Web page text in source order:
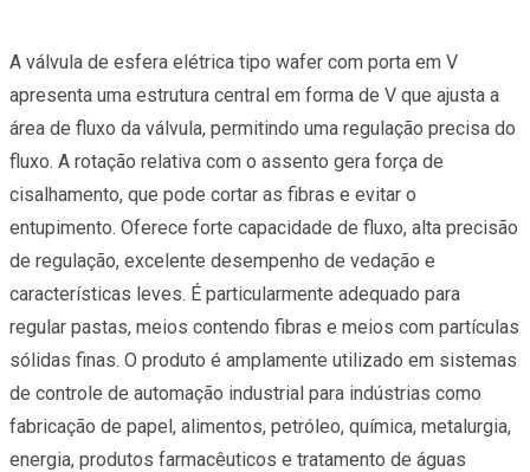
A válvula de esfera elétrica tipo wafer com porta em V
apresenta uma estrutura central em forma de V que ajusta a
área de fluxo da válvula, permitindo uma regulação precisa do
fluxo. A rotação relativa com o assento gera força de
cisalhamento, que pode cortar as fibras e evitar o
entupimento. Oferece forte capacidade de fluxo, alta precisão
de regulação, excelente desempenho de vedação e
características leves. É particularmente adequado para
regular pastas, meios contendo fibras e meios com partículas
sólidas finas. O produto é amplamente utilizado em sistemas
de controle de automação industrial para indústrias como
fabricação de papel, alimentos, petróleo, química, metalurgia,
energia, produtos farmacêuticos e tratamento de águas